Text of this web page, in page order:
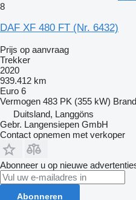
8
DAF XF 480 FT (Nr. 6432)
Prijs op aanvraag
Trekker
2020
939.412 km
Euro 6
Vermogen 483 PK (355 kW)
Duitsland, Langgöns
Gebr. Langensiepen GmbH
Contact opnemen met verkoper
Abonneer u op nieuwe
Abonneren